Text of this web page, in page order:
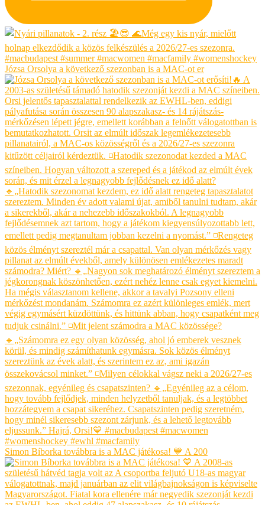
Józsa Orsolya a következő szezonban is a MAC-ot er
Simon Bíborka továbbra is a MAC játékosa! 💙 A 200